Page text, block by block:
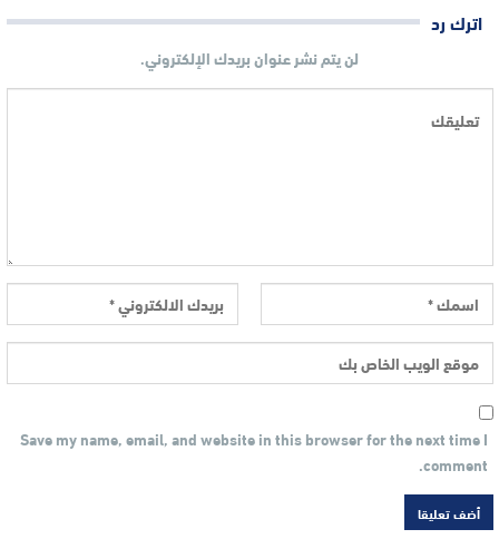
اترك رد
لن يتم نشر عنوان بريدك الإلكتروني.
Save my name, email, and website in this browser for the next time I
comment.